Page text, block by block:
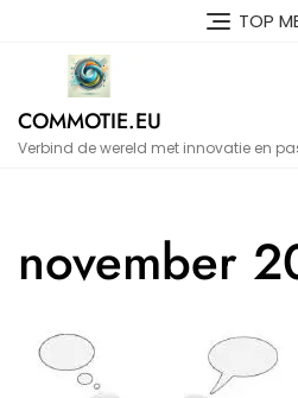
TOP
COMMOTIE.EU
Verbind de wereld met innovatie en
november